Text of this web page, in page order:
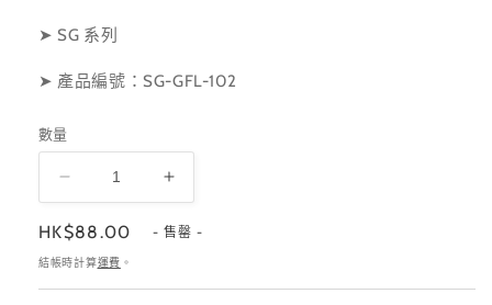
➤ SG 系列
➤ 產品編號：SG-GFL-102
數量
GFL-
102
數
量
SG-
GFL-
102
量
定
價
HK$88.00 - 售罄 -
結帳時計算運費 。